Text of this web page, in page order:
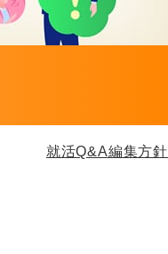
就活Q&A編集方針